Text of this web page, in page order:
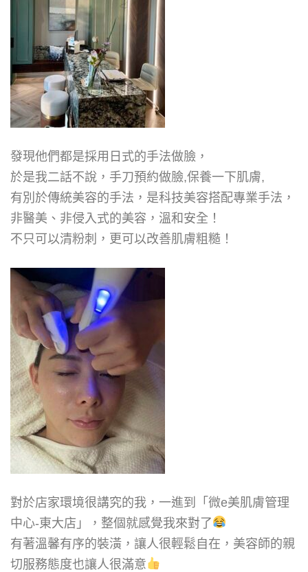
發現他們都是採用日式的手法做臉，
於是我二話不說，手刀預約做臉,保養一下肌膚,
有別於傳統美容的手法，是科技美容搭配專業手法，
非醫美、非侵入式的美容，溫和安全！
不只可以清粉刺，更可以改善肌膚粗糙！
對於店家環境很講究的我，一進到「微e美肌膚管理
中心-東大店」，整個就感覺我來對了
有著溫馨有序的裝潢，讓人很輕鬆自在，美容師的親
切服務態度也讓人很滿意